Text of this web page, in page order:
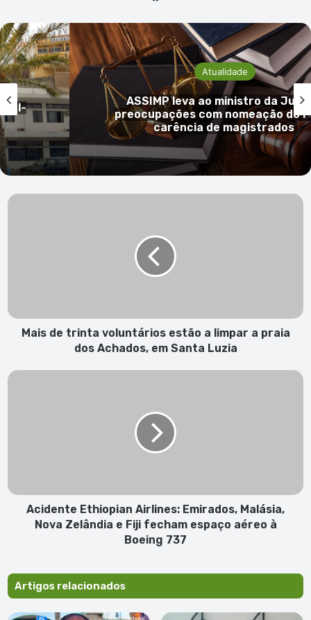
Atualidade
ASSIMP leva ao ministro da
preocupações com nomeação do
carência de magistrados
Mais
praia
dos
Santa
Mais de trinta voluntários estão a limpar a praia
dos Achados, em Santa Luzia
Acidente
Fiji
fecham
espaço
737
Acidente Ethiopian Airlines: Emirados, Malásia,
Nova Zelândia e Fiji fecham espaço aéreo à
Boeing 737
Artigos relacionados